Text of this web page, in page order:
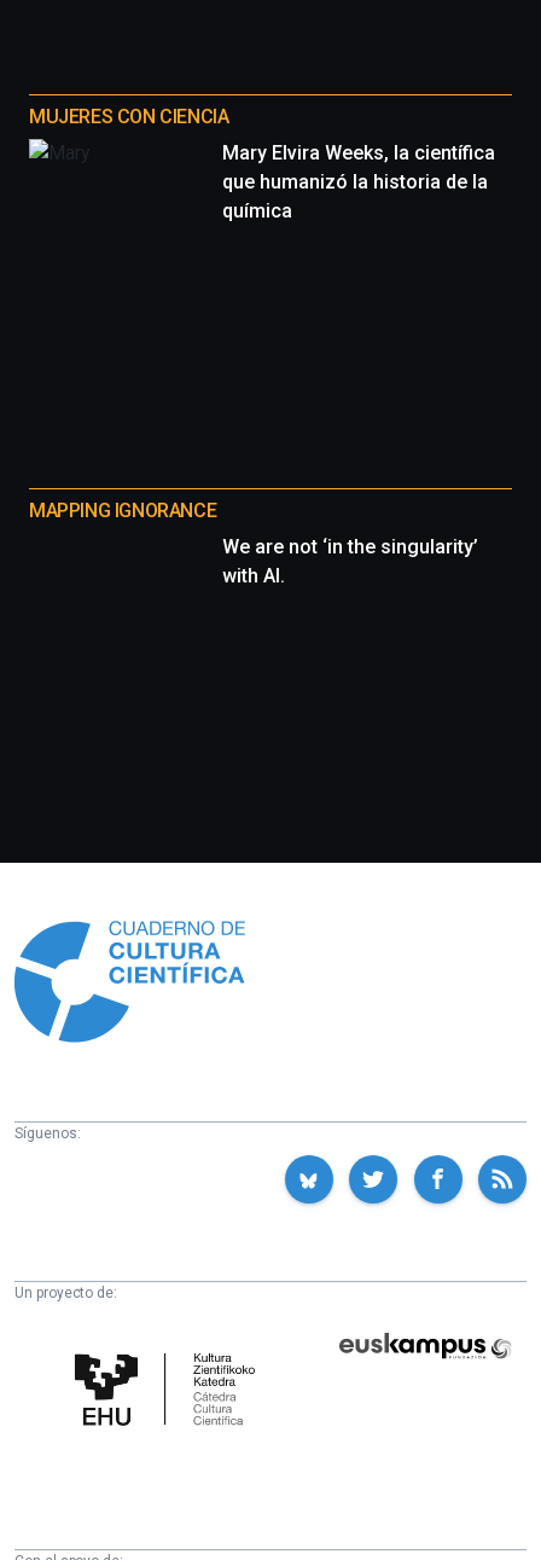
MUJERES CON CIENCIA
Mary Elvira Weeks, la científica
que humanizó la historia de la
química
MAPPING IGNORANCE
We are not ‘in the singularity’
with AI.
Síguenos:
Un proyecto de:
Cultura
Científica
Fundazioa